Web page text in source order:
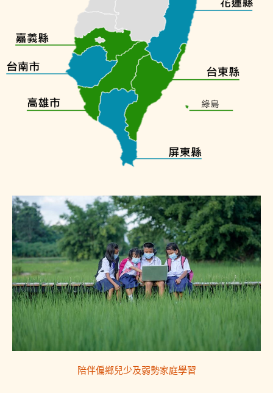
陪伴偏鄉兒少及弱勢家庭學習